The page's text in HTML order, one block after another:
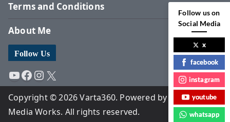
Terms and Conditions
About Me
Follow Us
YouTube
Facebook
Instagram
X
Copyright © 2026 Varta360. Powered by Surbhi
Media Works. All rights reserved.
Follow us on
Social Media
x
facebook
instagram
youtube
whatsapp